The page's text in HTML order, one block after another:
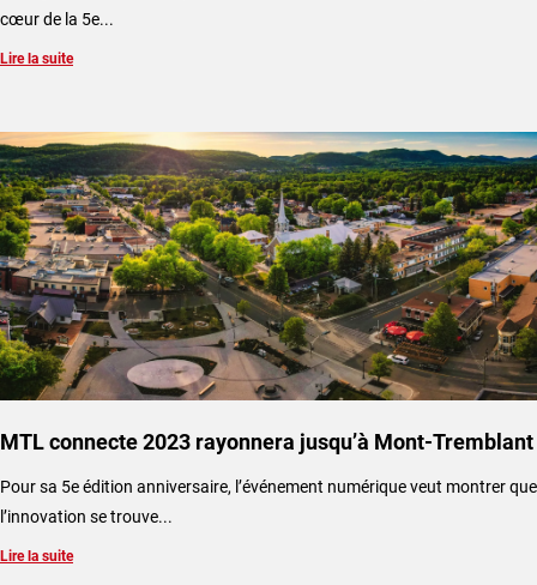
cœur de la 5e...
Lire la suite
MTL connecte 2023 rayonnera jusqu’à Mont-Tremblant
​Pour sa 5e édition anniversaire, l’événement numérique veut montrer que
l’innovation se trouve...
Lire la suite